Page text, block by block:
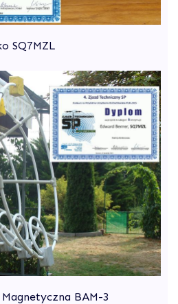
SQ7MZL
BAM-3